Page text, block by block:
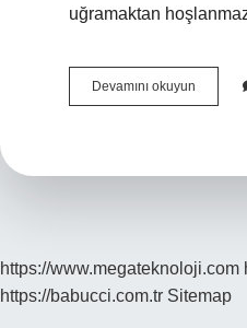
uğramaktan
Devamını okuyun
Ismi
https://www.megateknoloji.com
https://babucci.com.tr Sitemap